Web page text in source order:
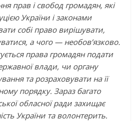
прав і свобод громадян, які
України і законами
собі право вирішувати,
а чого — необов’язково.
права громадян подати
влади, чи органу
та розраховувати на її
порядку. Зараз багато
обласної ради захищає
України та волонтерить.